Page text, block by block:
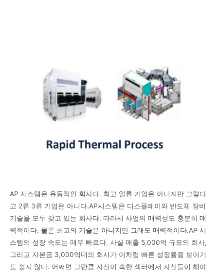
AP 시스템은 유동적인 회사다. 최고 일류 기업은 아니지만 그렇다
고 2류 3류 기업은 아니다.AP시스템은 디스플레이와 반도체 장비
기술을 모두 갖고 있는 회사다. 따라서 사업의 매력성도 충분히 매
력적이다. 물론 최고의 기술은 아니지만 그래도 매력적이다.AP 시
스템의 성장 속도는 매우 빠르다. 사실 매출 5,000억 규모의 회사,
그리고 자본금 3,000억대의 회사가 이처럼 빠른 성장률을 보이기
도 쉽지 않다. 어쩌면 그만큼 자신이 속한 섹터에서 자신들이 해야